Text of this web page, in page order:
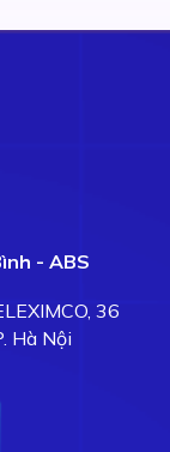
- ABS
36
Hà Nội